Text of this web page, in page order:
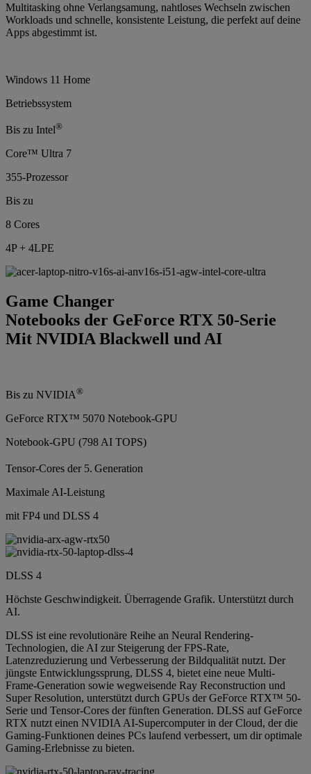
Multitasking ohne Verlangsamung, nahtloses Wechseln zwischen
Workloads und schnelle, konsistente Leistung, die perfekt auf deine
Apps abgestimmt ist.
Windows 11 Home
Betriebssystem
Bis zu Intel®
Core™ Ultra 7
355-Prozessor
Bis zu
8 Cores
4P + 4LPE
Game Changer
Notebooks der GeForce RTX 50-Serie
Mit NVIDIA Blackwell und AI
Bis zu NVIDIA®
GeForce RTX™ 5070 Notebook-GPU
Notebook-GPU (798 AI TOPS)
Tensor-Cores der 5. Generation
Maximale AI-Leistung
mit FP4 und DLSS 4
DLSS 4
Höchste Geschwindigkeit. Überragende Grafik. Unterstützt durch
AI.
DLSS ist eine revolutionäre Reihe an Neural Rendering-
Technologien, die AI zur Steigerung der FPS-Rate,
Latenzreduzierung und Verbesserung der Bildqualität nutzt. Der
jüngste Entwicklungssprung, DLSS 4, bietet eine neue Multi-
Frame-Generation sowie wegweisende Ray Reconstruction und
Super Resolution, unterstützt durch GPUs der GeForce RTX™ 50-
Serie und Tensor-Cores der fünften Generation. DLSS auf GeForce
RTX nutzt einen NVIDIA AI-Supercomputer in der Cloud, der die
Gaming-Funktionen deines PCs laufend verbessert, um dir optimale
Gaming-Erlebnisse zu bieten.